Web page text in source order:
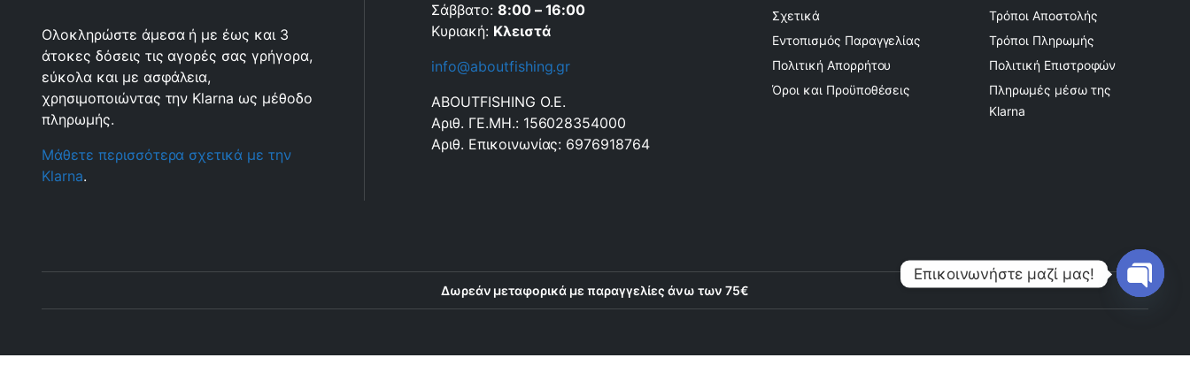
Ολοκληρώστε άμεσα ή με έως και 3
άτοκες δόσεις τις αγορές σας γρήγορα,
εύκολα και με ασφάλεια,
χρησιμοποιώντας την Klarna ως μέθοδο
πληρωμής.
Μάθετε περισσότερα σχετικά με την
Klarna.
Σάββατο: 8:00 – 16:00
Κυριακή: Κλειστά
info@aboutfishing.gr
ABOUTFISHING Ο.Ε.
Αριθ. ΓΕ.ΜΗ.: 156028354000
Αριθ. Επικοινωνίας: 6976918764
Σχετικά
Εντοπισμός Παραγγελίας
Πολιτική Απορρήτου
Όροι και Προϋποθέσεις
Τρόποι Αποστολής
Τρόποι Πληρωμής
Πολιτική Επιστροφών
Πληρωμές μέσω της
Klarna
Δωρεάν μεταφορικά με παραγγελίες άνω των 75€
Επικοινωνήστε μαζί μας!